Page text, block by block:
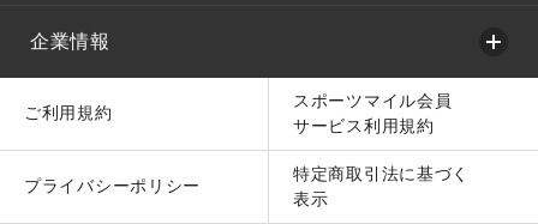
企業情報
ご利用規約
スポーツマイル会員
サービス利用規約
プライバシーポリシー
特定商取引法に基づく
表示